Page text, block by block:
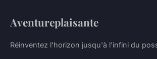
Aventureplaisante
Réinventez l'horizon jusqu'à l'infini du